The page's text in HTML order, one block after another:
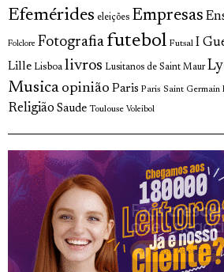
Efemérides eleições Empresas
Folclore Fotografia futebol Futsal I
Lille Lisboa livros Lusitanos de Saint Maur
Musica opinião Paris Paris Saint Germain
Religião Saude Toulouse Voleibol